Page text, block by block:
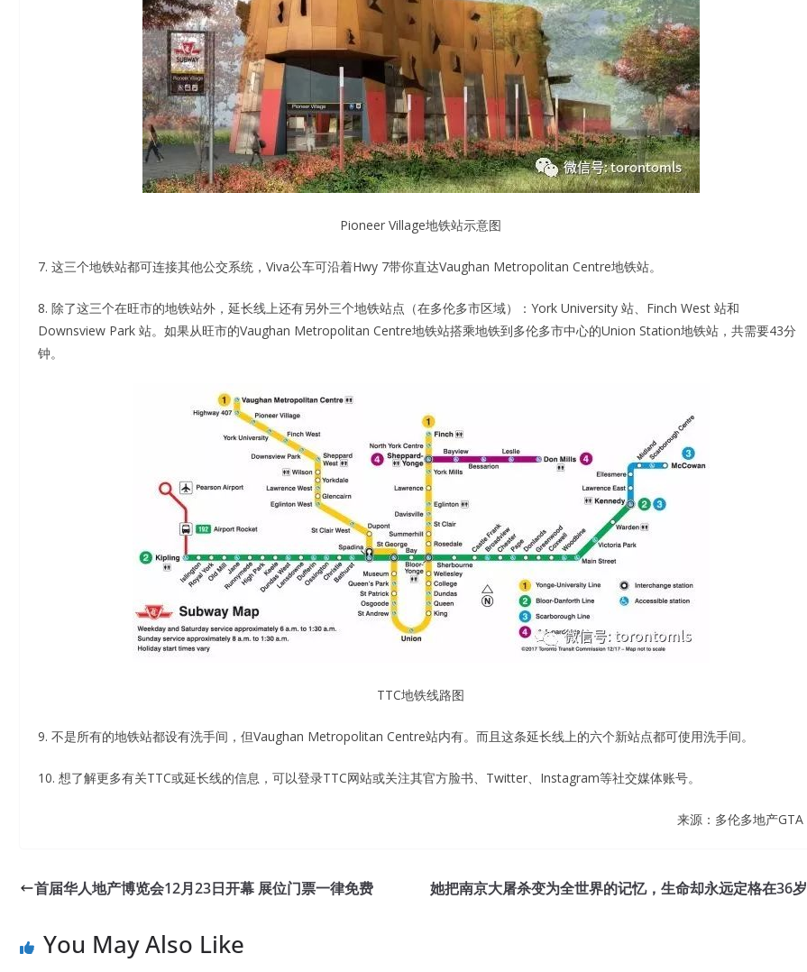
Pioneer Village地铁站示意图
7. 这三个地铁站都可连接其他公交系统，Viva公车可沿着Hwy 7带你直达Vaughan Metropolitan Centre地铁站。
8. 除了这三个在旺市的地铁站外，延长线上还有另外三个地铁站点（在多伦多市区域）：York University 站、Finch West 站和
Downsview Park 站。如果从旺市的Vaughan Metropolitan Centre地铁站搭乘地铁到多伦多市中心的Union Station地铁站，共需要43分
钟。
TTC地铁线路图
9. 不是所有的地铁站都设有洗手间，但Vaughan Metropolitan Centre站内有。而且这条延长线上的六个新站点都可使用洗手间。
10. 想了解更多有关TTC或延长线的信息，可以登录TTC网站或关注其官方脸书、Twitter、Instagram等社交媒体账号。
来源：多伦多地产GTA
首届华人地产博览会12月23日开幕 展位门票一律免费 她把南京大屠杀变为全世界的记忆，生命却永远定格在36岁
You May Also Like